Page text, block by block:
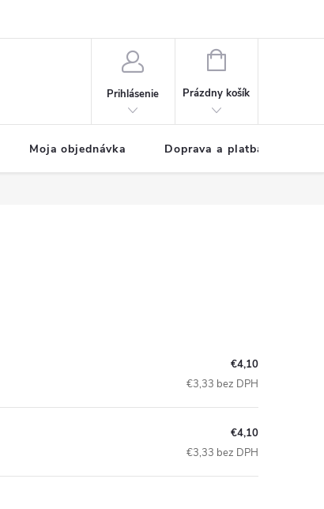
Prihlásenie
NÁKUPNÝ
Prázdny košík
Moja objednávka Doprava a platba
€4,10
€3,33 bez DPH
€4,10
€3,33 bez DPH